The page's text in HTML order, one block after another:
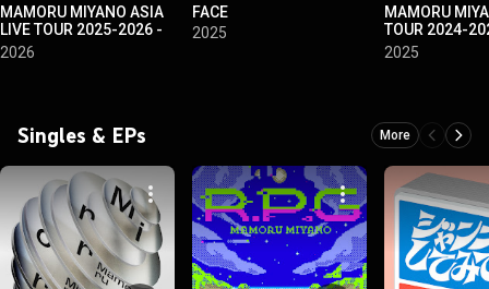
MAMORU MIYANO ASIA
LIVE TOUR 2025-2026 -
VACATIONING!-
2026
FACE
2025
MAMORU
TOUR 2024-
DRESSING!～
2025
Singles & EPs More